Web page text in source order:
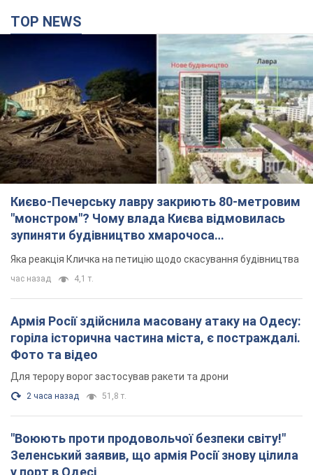
Києво-Печерську лавру закриють 80-метровим
"монстром"? Чому влада Києва відмовилась
зупиняти будівництво хмарочоса
"московського вірянина"
Яка реакція Кличка на петицію щодо скасування будівництва
час назад 4,1 т.
Армія Росії здійснила масовану атаку на Одесу:
горіла історична частина міста, є постраждалі.
Фото та відео
Для терору ворог застосував ракети та дрони
2 часа назад 51,8 т.
"Воюють проти продовольчої безпеки світу!"
Зеленський заявив, що армія Росії знову цілила
у порт в Одесі
Лише за тиждень проти України використали десятки ракет,